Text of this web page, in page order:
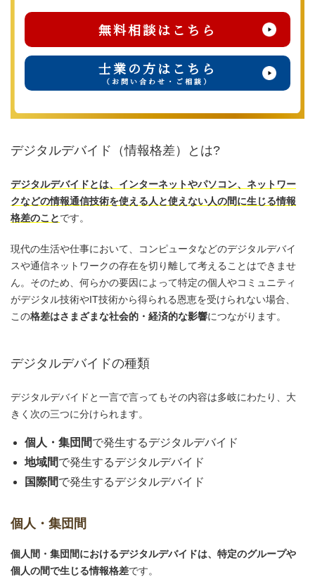
無料相談はこちら
士業の方はこちら
（お問い合わせ・ご相談）
デジタルデバイド（情報格差）とは?
デジタルデバイドとは、インターネットやパソコン、ネットワー
クなどの情報通信技術を使える人と使えない人の間に生じる情報
格差のことです。
現代の生活や仕事において、コンピュータなどのデジタルデバイ
スや通信ネットワークの存在を切り離して考えることはできませ
ん。そのため、何らかの要因によって特定の個人やコミュニティ
がデジタル技術やIT技術から得られる恩恵を受けられない場合、
この格差はさまざまな社会的・経済的な影響につながります。
デジタルデバイドの種類
デジタルデバイドと一言で言ってもその内容は多岐にわたり、大
きく次の三つに分けられます。
個人・集団間で発生するデジタルデバイド
地域間で発生するデジタルデバイド
国際間で発生するデジタルデバイド
個人・集団間
個人間・集団間におけるデジタルデバイドは、特定のグループや
個人の間で生じる情報格差です。